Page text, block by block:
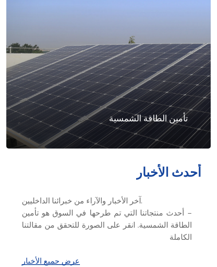
أحدث الأخبار
آخر الأخبار والآراء من خبرائنا الداخليين.
– أحدث منتجاتنا التي تم طرحها في السوق هو تأمين
الطاقة الشمسية. انقر على الصورة للتحقق من مقالتنا
الكاملة
عرض جميع الأخبار
تأمين الطاقة الشمسية